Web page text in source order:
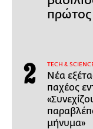
πρώτος
ΤECH &
Νέα
παχέος
μήνυμα»